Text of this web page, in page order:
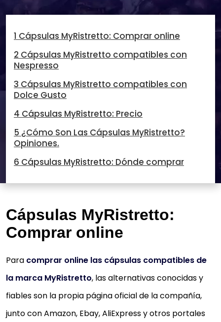
1 Cápsulas MyRistretto: Comprar online
2 Cápsulas MyRistretto compatibles con
Nespresso
3 Cápsulas MyRistretto compatibles con
Dolce Gusto
4 Cápsulas MyRistretto: Precio
5 ¿Cómo Son Las Cápsulas MyRistretto?
Opiniones.
6 Cápsulas MyRistretto: Dónde comprar
Cápsulas MyRistretto:
Comprar online
Para comprar online las cápsulas compatibles de
la marca MyRistretto, las alternativas conocidas y
fiables son la propia página oficial de la compañía,
junto con Amazon, Ebay, AliExpress y otros portales